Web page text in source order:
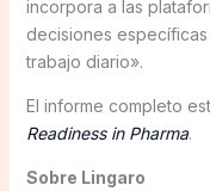
incorpora a las
decisiones
trabajo diario».
El informe completo
Readiness in Pharma.
Sobre Lingaro